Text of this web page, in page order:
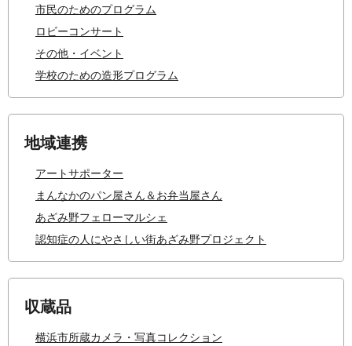
市民のためのプログラム
ロビーコンサート
その他・イベント
学校のための造形プログラム
地域連携
アートサポーター
まんなかのパン屋さん＆お弁当屋さん
あざみ野フェローマルシェ
認知症の人にやさしい街あざみ野プロジェクト
収蔵品
横浜市所蔵カメラ・写真コレクション